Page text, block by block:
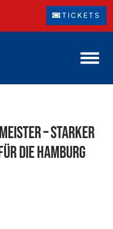
TICKETS
– Starker
die Hamburg